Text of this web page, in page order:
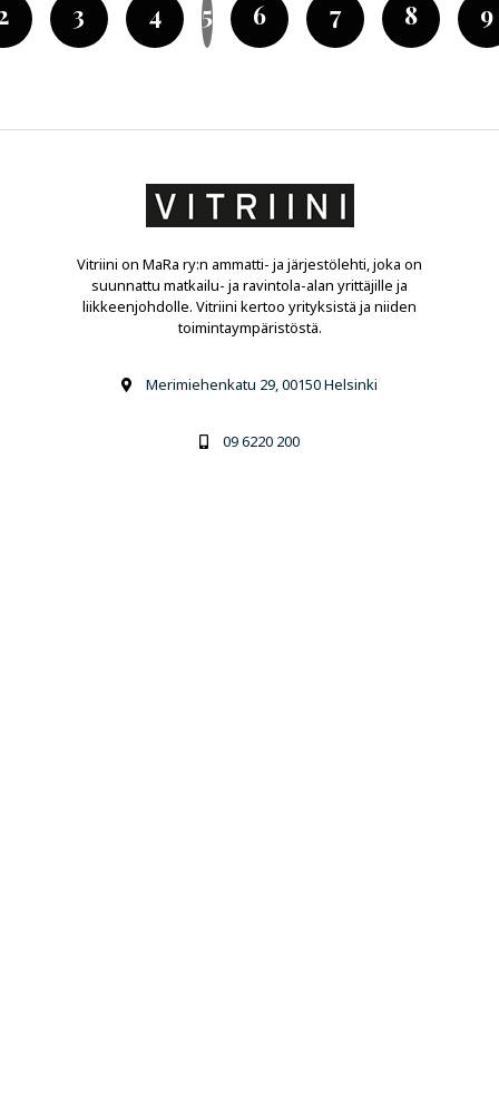
3 4 5 6 7 8 9
Vitriini on MaRa ry:n ammatti- ja järjestölehti, joka on
suunnattu matkailu- ja ravintola-alan yrittäjille ja
liikkeenjohdolle. Vitriini kertoo yrityksistä ja niiden
toimintaympäristöstä.
Merimiehenkatu 29, 00150 Helsinki
09 6220 200